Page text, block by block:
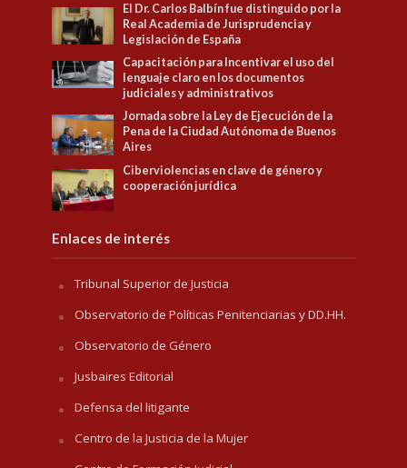
El Dr. Carlos Balbín fue distinguido por la
Real Academia de Jurisprudencia y
Legislación de España
Capacitación para Incentivar el uso del
lenguaje claro en los documentos
judiciales y administrativos
Jornada sobre la Ley de Ejecución de la
Pena de la Ciudad Autónoma de Buenos
Aires
Ciberviolencias en clave de género y
cooperación jurídica
Enlaces de interés
Tribunal Superior de Justicia
Observatorio de Políticas Penitenciarias y DD.HH.
Observatorio de Género
Jusbaires Editorial
Defensa del litigante
Centro de la Justicia de la Mujer